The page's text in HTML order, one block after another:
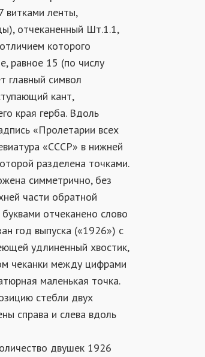
витками ленты,
отчеканенный Шт.1.1,
которого
равное 15 (по числу
главный символ
кант,
края герба. Вдоль
«Пролетарии всех
«СССР» в нижней
разделена точками.
симметрично, без
части обратной
отчеканено слово
год выпуска («1926») с
удлиненный хвостик,
чеканки между цифрами
маленькая точка.
стебли двух
справа и слева вдоль
двушек 1926